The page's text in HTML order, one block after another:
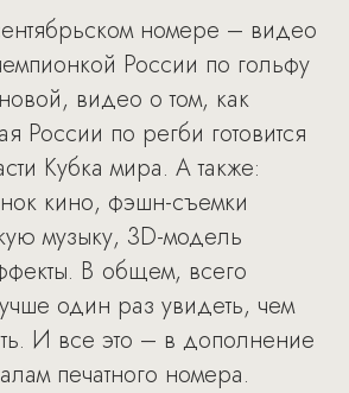
номере – видео
России по гольфу
видео о том, как
России по регби готовится
Кубка мира. А также:
кино, фэшн-съемки
музыку, 3D-модель
В общем, всего
один раз увидеть, чем
И все это – в дополнение
печатного номера.